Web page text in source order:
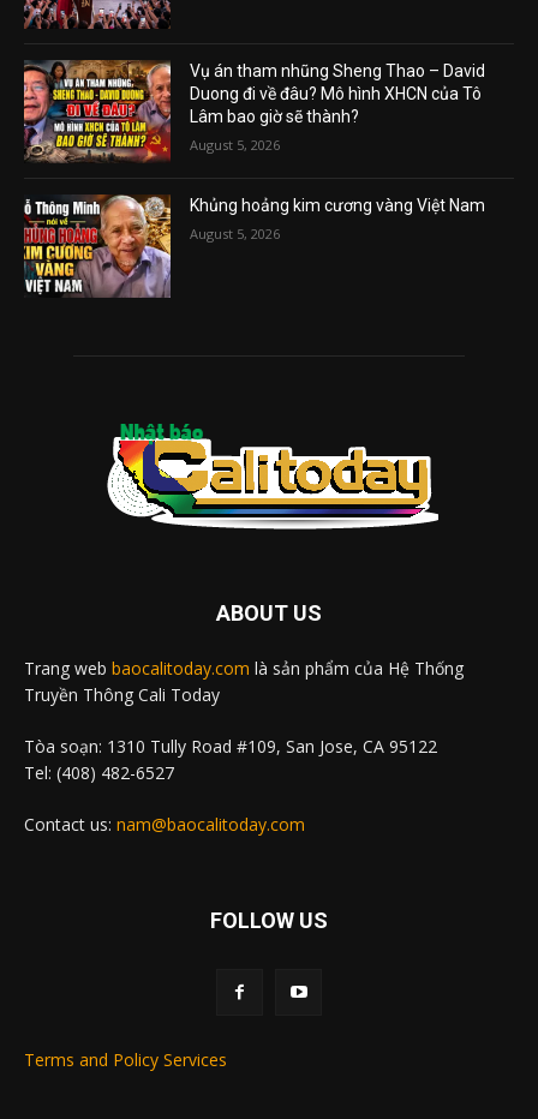
Vụ án tham nhũng Sheng Thao – David
Duong đi về đâu? Mô hình XHCN của Tô
Lâm bao giờ sẽ thành?
August 5, 2026
Khủng hoảng kim cương vàng Việt Nam
August 5, 2026
ABOUT US
Trang web baocalitoday.com là sản phẩm của Hệ Thống
Truyền Thông Cali Today
Tòa soạn: 1310 Tully Road #109, San Jose, CA 95122
Tel: (408) 482-6527
Contact us: nam@baocalitoday.com
FOLLOW US
Terms and Policy Services